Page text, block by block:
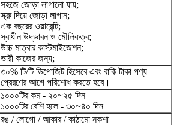
সহজে জোড়া লাগানো যায়;
স্ক্রু দিয়ে জোড়া লাগান;
এক বছরের ওয়ারেন্টি;
স্বাধীন উদ্ভাবন ও মৌলিকত্ব;
উচ্চ মাত্রার কাস্টমাইজেশন;
ভারী কাজের জন্য;
৩০% টি/টি ডিপোজিট হিসেবে এবং বাকি টাকা পণ্য
প্রেরণের আগে পরিশোধ করতে হবে।
১০০০টির কম - ২০~২৫ দিন
১০০০টির বেশি হলে - ৩০~৪০ দিন
রঙ / লোগো / আকার / কাঠামো নকশা